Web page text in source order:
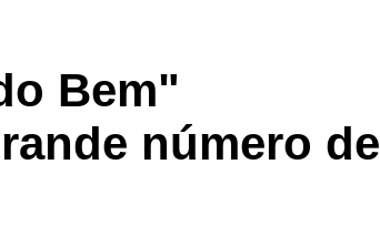
Bem"
número de